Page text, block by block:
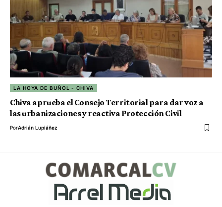
LA HOYA DE BUÑOL - CHIVA
Chiva aprueba el Consejo Territorial para dar voz a
las urbanizaciones y reactiva Protección Civil
PorAdrián Lupiáñez